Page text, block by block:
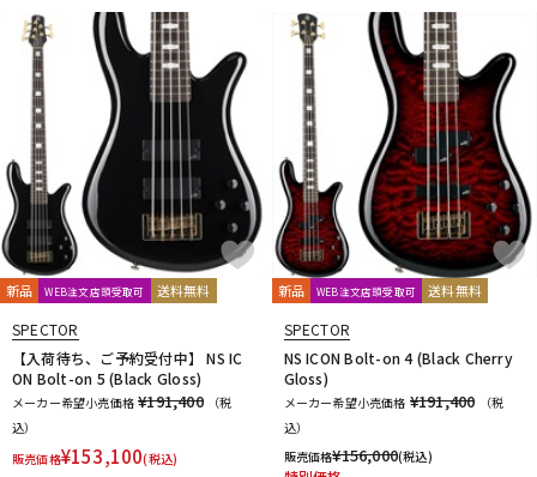
新品 WEB注文店頭受取可 送料無料
SPECTOR
【入荷待ち、ご予約受付中】 NS IC
ON Bolt-on 5 (Black Gloss)
メーカー希望小売価格 ¥191,400
（税
込）
販売価格¥153,100(税込)
新品 WEB注文店頭受取可 送料無料
SPECTOR
NS ICON Bolt-on 4 (Black Cherry
Gloss)
メーカー希望小売価格 ¥191,400
（税
込）
販売価格¥156,000(税込)